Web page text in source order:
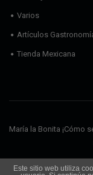
Este sitio web utiliza
Varios
Artículos
Tienda Mexicana
María la Bonita ¡Cómo
Envíos Aviso Legal